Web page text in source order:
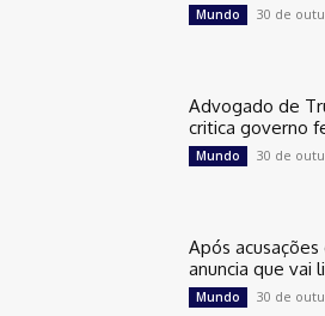
Mundo 30 de
Advogado de
critica governo
Mundo 30 de
Após
anuncia que vai
Mundo 30 de